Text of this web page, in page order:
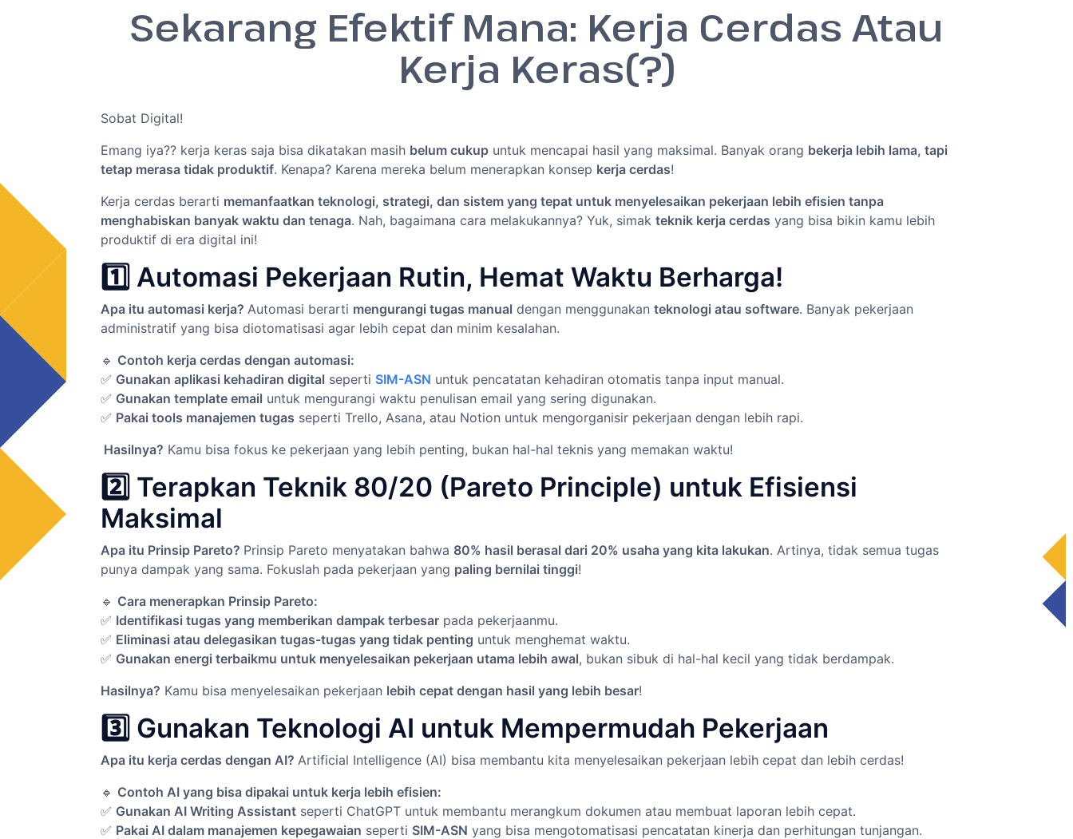
Sekarang Efektif Mana: Kerja Cerdas Atau
Kerja Keras(?)
Sobat Digital!
Emang iya?? kerja keras saja bisa dikatakan masih belum cukup untuk mencapai hasil yang maksimal. Banyak orang bekerja lebih lama, tapi
tetap merasa tidak produktif. Kenapa? Karena mereka belum menerapkan konsep kerja cerdas!
Kerja cerdas berarti memanfaatkan teknologi, strategi, dan sistem yang tepat untuk menyelesaikan pekerjaan lebih efisien tanpa
menghabiskan banyak waktu dan tenaga. Nah, bagaimana cara melakukannya? Yuk, simak teknik kerja cerdas yang bisa bikin kamu lebih
produktif di era digital ini!
1️⃣ Automasi Pekerjaan Rutin, Hemat Waktu Berharga!
Apa itu automasi kerja? Automasi berarti mengurangi tugas manual dengan menggunakan teknologi atau software. Banyak pekerjaan
administratif yang bisa diotomatisasi agar lebih cepat dan minim kesalahan.
🔹 Contoh kerja cerdas dengan automasi:
✅ Gunakan aplikasi kehadiran digital seperti SIM-ASN untuk pencatatan kehadiran otomatis tanpa input manual.
✅ Gunakan template email untuk mengurangi waktu penulisan email yang sering digunakan.
✅ Pakai tools manajemen tugas seperti Trello, Asana, atau Notion untuk mengorganisir pekerjaan dengan lebih rapi.
Hasilnya? Kamu bisa fokus ke pekerjaan yang lebih penting, bukan hal-hal teknis yang memakan waktu!
2️⃣ Terapkan Teknik 80/20 (Pareto Principle) untuk Efisiensi
Maksimal
Apa itu Prinsip Pareto? Prinsip Pareto menyatakan bahwa 80% hasil berasal dari 20% usaha yang kita lakukan. Artinya, tidak semua tugas
punya dampak yang sama. Fokuslah pada pekerjaan yang paling bernilai tinggi!
🔹 Cara menerapkan Prinsip Pareto:
✅ Identifikasi tugas yang memberikan dampak terbesar pada pekerjaanmu.
✅ Eliminasi atau delegasikan tugas-tugas yang tidak penting untuk menghemat waktu.
✅ Gunakan energi terbaikmu untuk menyelesaikan pekerjaan utama lebih awal, bukan sibuk di hal-hal kecil yang tidak berdampak.
Hasilnya? Kamu bisa menyelesaikan pekerjaan lebih cepat dengan hasil yang lebih besar!
3️⃣ Gunakan Teknologi AI untuk Mempermudah Pekerjaan
Apa itu kerja cerdas dengan AI? Artificial Intelligence (AI) bisa membantu kita menyelesaikan pekerjaan lebih cepat dan lebih cerdas!
🔹 Contoh AI yang bisa dipakai untuk kerja lebih efisien:
✅ Gunakan AI Writing Assistant seperti ChatGPT untuk membantu merangkum dokumen atau membuat laporan lebih cepat.
✅ Pakai AI dalam manajemen kepegawaian seperti SIM-ASN yang bisa mengotomatisasi pencatatan kinerja dan perhitungan tunjangan.